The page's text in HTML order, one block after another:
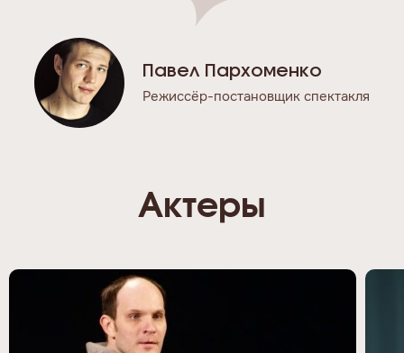
Павел Пархоменко
Режиссёр-постановщик спектакля
Актеры